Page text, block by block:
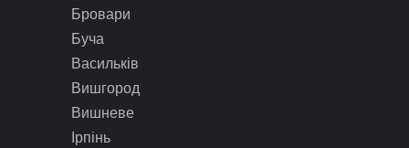
Бровари
Буча
Васильків
Вишгород
Вишневе
Ірпінь